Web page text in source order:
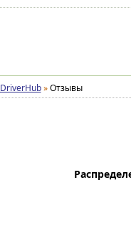
DriverHub » Отзывы